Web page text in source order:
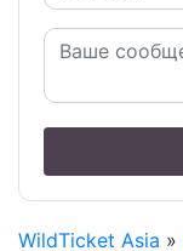
WildTicket Asia »